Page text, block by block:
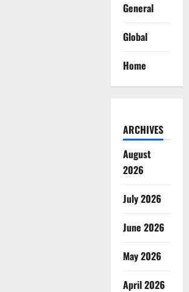
General
Global
Home
ARCHIVES
August
2026
July 2026
June 2026
May 2026
April 2026